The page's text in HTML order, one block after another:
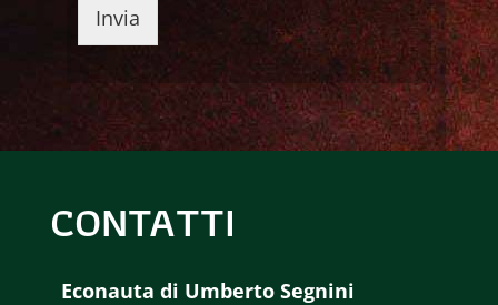
Invia
CONTATTI
Econauta di Umberto Segnini